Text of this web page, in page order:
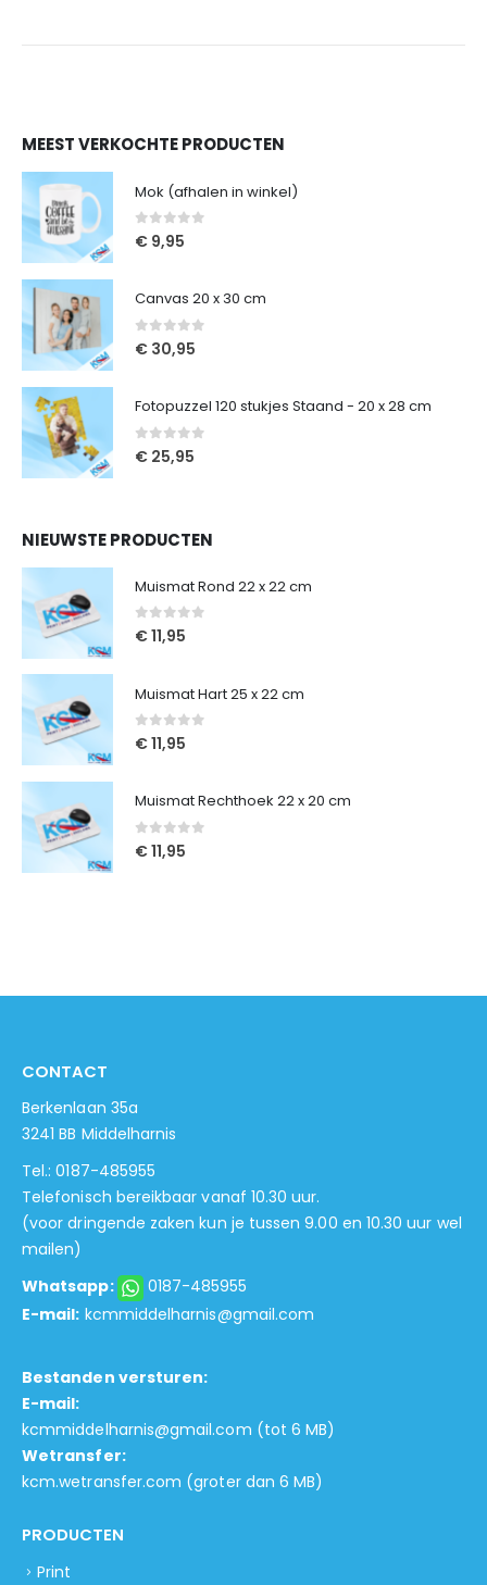
MEEST VERKOCHTE PRODUCTEN
Mok (afhalen in winkel)
0out of 5
€ 9,95
Canvas 20 x 30 cm
0out of 5
€ 30,95
Fotopuzzel 120 stukjes Staand - 20 x 28 cm
0out of 5
€ 25,95
NIEUWSTE PRODUCTEN
Muismat Rond 22 x 22 cm
0out of 5
€11,95
Muismat Hart 25 x 22 cm
0out of 5
€11,95
Muismat Rechthoek 22 x 20 cm
0out of 5
€11,95
CONTACT
Berkenlaan 35a
3241 BB Middelharnis
Tel.: 0187-485955
Telefonisch bereikbaar vanaf 10.30 uur.
(voor dringende zaken kun je tussen 9.00 en 10.30 uur wel
mailen)
Whatsapp:
0187-485955
E-mail: kcmmiddelharnis@gmail.com
Bestanden versturen:
E-mail:
kcmmiddelharnis@gmail.com (tot 6 MB)
Wetransfer:
kcm.wetransfer.com (groter dan 6 MB)
PRODUCTEN
Print